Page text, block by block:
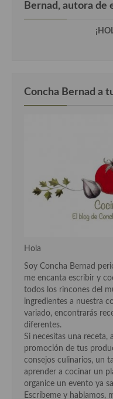
Bernad, autora de
Concha Bernad a
Hola
Soy Concha Bernad
me encanta escribir y
todos los rincones del
ingredientes a nuestra
variado, encontrarás
diferentes.
Si necesitas una receta,
promoción de tus
consejos culinarios, un
aprender a cocinar un
organice un evento ya
Escríbeme y hablamos,